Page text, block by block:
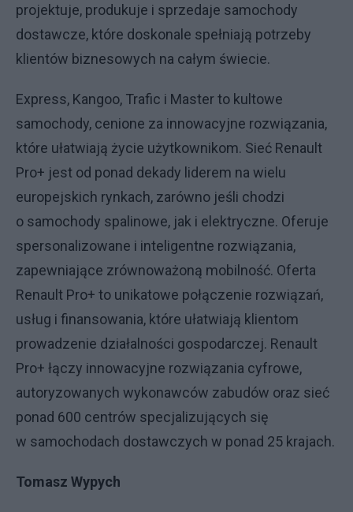
projektuje, produkuje i sprzedaje samochody
dostawcze, które doskonale spełniają potrzeby
klientów biznesowych na całym świecie.
Express, Kangoo, Trafic i Master to kultowe
samochody, cenione za innowacyjne rozwiązania,
które ułatwiają życie użytkownikom. Sieć Renault
Pro+ jest od ponad dekady liderem na wielu
europejskich rynkach, zarówno jeśli chodzi
o samochody spalinowe, jak i elektryczne. Oferuje
spersonalizowane i inteligentne rozwiązania,
zapewniające zrównoważoną mobilność. Oferta
Renault Pro+ to unikatowe połączenie rozwiązań,
usług i finansowania, które ułatwiają klientom
prowadzenie działalności gospodarczej. Renault
Pro+ łączy innowacyjne rozwiązania cyfrowe,
autoryzowanych wykonawców zabudów oraz sieć
ponad 600 centrów specjalizujących się
w samochodach dostawczych w ponad 25 krajach.
Tomasz Wypych